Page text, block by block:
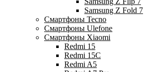
Samsung Z Fold 7
Смартфоны Tecno
Смартфоны Ulefone
Смартфоны Xiaomi
Redmi 15
Redmi 15C
Redmi A5